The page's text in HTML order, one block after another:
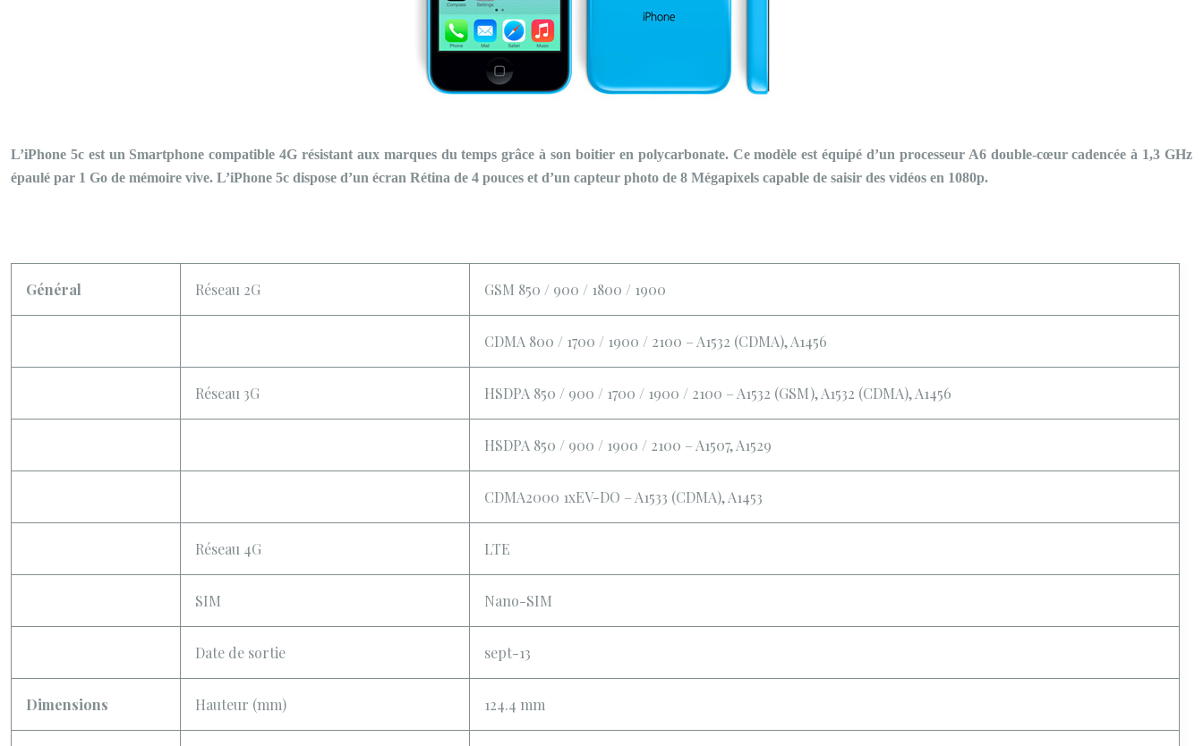
L’iPhone 5c est un Smartphone compatible 4G résistant aux marques du temps grâce à son boitier en polycarbonate. Ce modèle est équipé d’un processeur A6 double-cœur cadencée à 1,3 GHz
épaulé par 1 Go de mémoire vive. L’iPhone 5c dispose d’un écran Rétina de 4 pouces et d’un capteur photo de 8 Mégapixels capable de saisir des vidéos en 1080p.
Général Réseau 2G GSM 850 / 900 / 1800 / 1900
CDMA 800 / 1700 / 1900 / 2100 – A1532 (CDMA), A1456
Réseau 3G HSDPA 850 / 900 / 1700 / 1900 / 2100 – A1532 (GSM), A1532 (CDMA), A1456
HSDPA 850 / 900 / 1900 / 2100 – A1507, A1529
CDMA2000 1xEV-DO – A1533 (CDMA), A1453
Réseau 4G LTE
SIM Nano-SIM
Date de sortie sept-13
Dimensions Hauteur (mm) 124.4 mm